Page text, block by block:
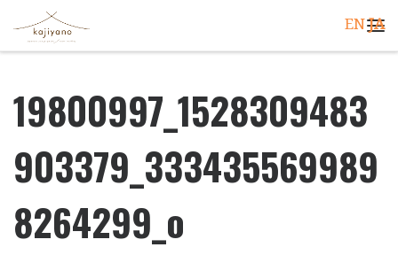
コンテンツへスキップ
19800997_1528309483
903379_333435569989
8264299_o
EN JA